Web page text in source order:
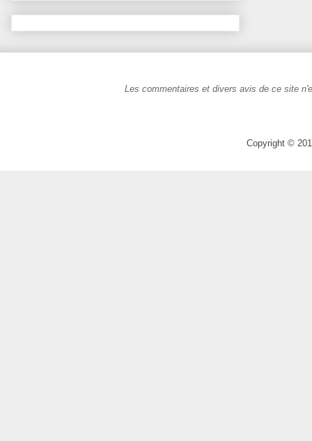
Les commentaires et divers avis de ce site
Copyright ©